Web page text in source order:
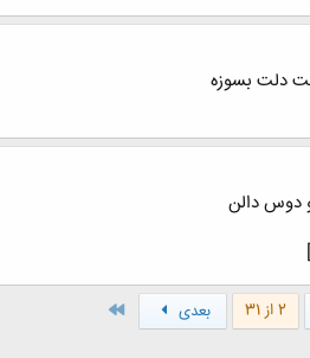
دلت بسوزه
دوس دالن
2 از 31 بعدی